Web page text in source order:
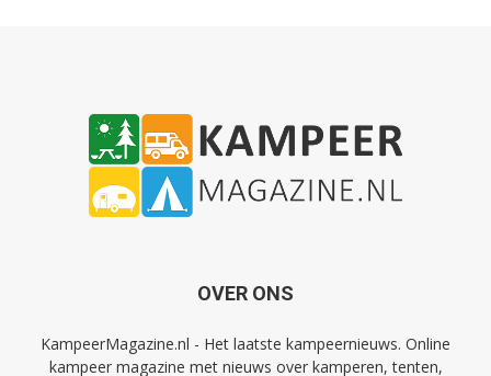
OVER ONS
KampeerMagazine.nl - Het laatste kampeernieuws. Online
kampeer magazine met nieuws over kamperen, tenten,